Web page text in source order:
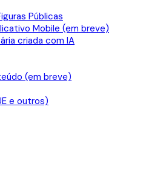
Públicas
Mobile (em breve)
criada com IA
(em breve)
e outros)